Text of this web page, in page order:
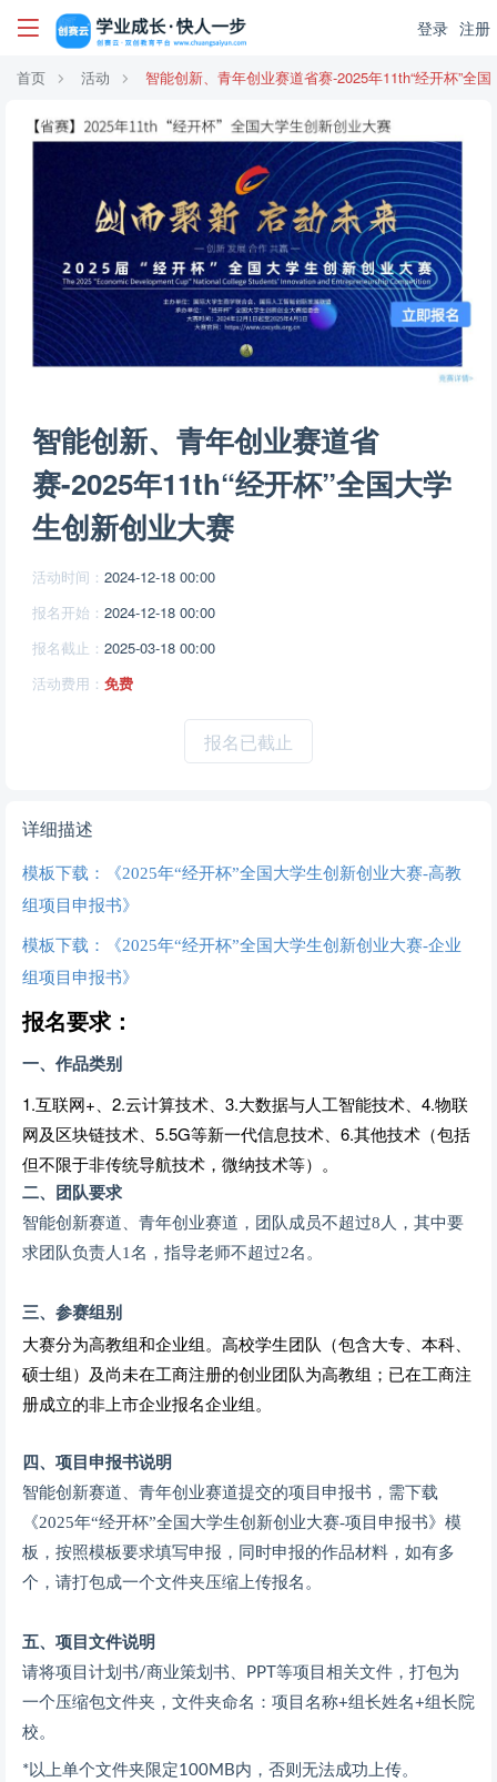
登录 注册
首页 活动 智能创新、青年创业赛道省赛-2025年11th“经开杯”全
智能创新、青年创业赛道省
赛-2025年11th“经开杯”全国大学
生创新创业大赛
活动时间： 2024-12-18 00:00
报名开始： 2024-12-18 00:00
报名截止： 2025-03-18 00:00
活动费用： 免费
报名已截止
详细描述
模板下载：
《2025年“经开杯”全国大学生创新创业大赛-高教
组项目申报书》
模板下载：《2025年“经开杯”全国大学生创新创业大赛-企业
组项目申报书》
报名要求：
一、作品类别
1.互联网+、2.云计算技术、3.大数据与人工智能技术、4.物联
网及区块链技术、5.5G等新一代信息技术、6.其他技术（包括
但不限于非传统导航技术，微纳技术等）。
二、团队要求
智能创新赛道、青年创业赛道，团队成员不超过8人，其中要
求团队负责人1名，指导老师不超过2名。
三、参赛组别
大赛分为高教组和企业组。高校学生团队（包含大专、本科、
硕士组）及尚未在工商注册的创业团队为高教组；已在工商注
册成立的非上市企业报名企业组。
四、项目申报书说明
智能创新赛道、青年创业赛道提交的项目申报书，需下载
《2025年“经开杯”全国大学生创新创业大赛-项目申报书》模
板，按照模板要求填写申报，同时申报的作品材料，如有多
个，请打包成一个文件夹压缩上传报名。
五、项目文件说明
请将项目计划书/商业策划书、PPT等项目相关文件，打包为
一个压缩包文件夹，文件夹命名：项目名称+组长姓名+组长院
校。
*以上单个文件夹限定100MB内，否则无法成功上传。